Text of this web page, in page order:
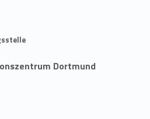
Dortmund